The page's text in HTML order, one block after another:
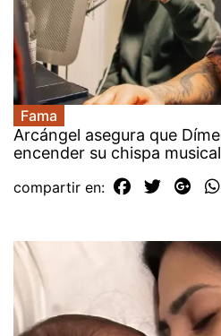
Fama
Arcángel asegura que
encender su chispa musical
compartir en: